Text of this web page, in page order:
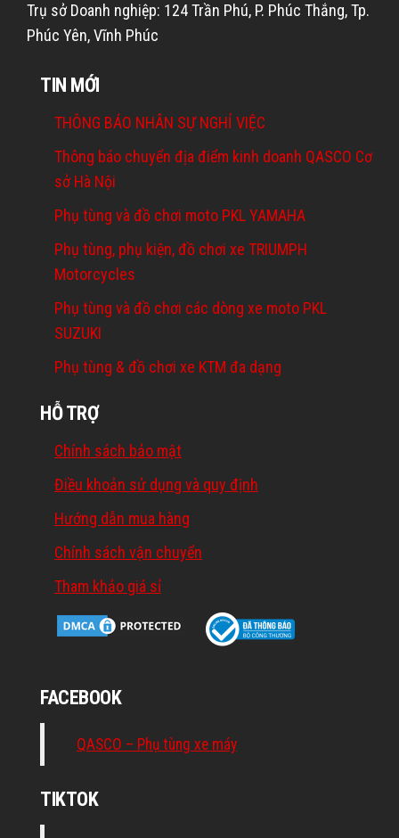
Trụ sở Doanh nghiệp: 124 Trần Phú, P. Phúc Thắng, Tp.
Phúc Yên, Vĩnh Phúc
TIN MỚI
THÔNG BÁO NHÂN SỰ NGHỈ VIỆC
Thông báo chuyển địa điểm kinh doanh QASCO Cơ
sở Hà Nội
Phụ tùng và đồ chơi moto PKL YAMAHA
Phụ tùng, phụ kiện, đồ chơi xe TRIUMPH
Motorcycles
Phụ tùng và đồ chơi các dòng xe moto PKL
SUZUKI
Phụ tùng & đồ chơi xe KTM đa dạng
HỖ TRỢ
Chính sách bảo mật
Điều khoản sử dụng và quy định
Hướng dẫn mua hàng
Chính sách vận chuyển
Tham khảo giá sỉ
FACEBOOK
QASCO – Phụ tùng xe máy
TIKTOK